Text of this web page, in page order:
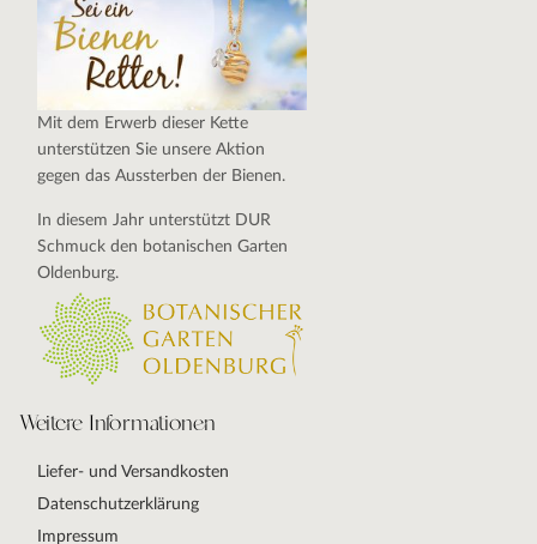
Mit dem Erwerb dieser Kette
unterstützen Sie unsere Aktion
gegen das Aussterben der Bienen.
In diesem Jahr unterstützt DUR
Schmuck den botanischen Garten
Oldenburg.
Weitere Informationen
Liefer- und Versandkosten
Datenschutzerklärung
Impressum